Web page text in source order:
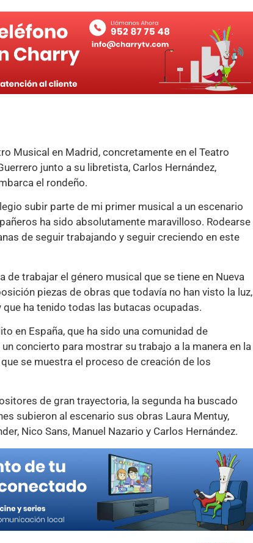
Musical en Madrid, concretamente en el Teatro
junto a su libretista, Carlos Hernández,
el rondeño.
subir parte de mi primer musical a un escenario
ha sido absolutamente maravilloso. Rodearse
de seguir trabajando y seguir creciendo en este
trabajar el género musical que se tiene en Nueva
piezas de obras que todavía no han visto la luz,
ha tenido todas las butacas ocupadas.
en España, que ha sido una comunidad de
concierto para mostrar su trabajo a la manera en la
se muestra el proceso de creación de los
de gran trayectoria, la segunda ha buscado
subieron al escenario sus obras Laura Mentuy,
Nico Sans, Manuel Nazario y Carlos Hernández.